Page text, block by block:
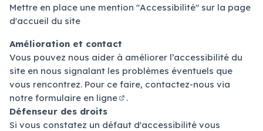
Mettre en place une mention "Accessibilité" sur la page
d'accueil du site
Amélioration et contact
Vous pouvez nous aider à améliorer l’accessibilité du
site en nous signalant les problèmes éventuels que
vous rencontrez. Pour ce faire, contactez-nous via
notre formulaire en ligne
.
Défenseur des droits
Si vous constatez un défaut d'accessibilité vous